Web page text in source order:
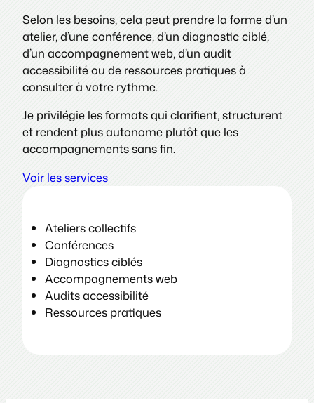
Selon les besoins, cela peut prendre la forme d’un
atelier, d’une conférence, d’un diagnostic ciblé,
d’un accompagnement web, d’un audit
accessibilité ou de ressources pratiques à
consulter à votre rythme.
Je privilégie les formats qui clarifient, structurent
et rendent plus autonome plutôt que les
accompagnements sans fin.
Voir les services
Ateliers collectifs
Conférences
Diagnostics ciblés
Accompagnements web
Audits accessibilité
Ressources pratiques